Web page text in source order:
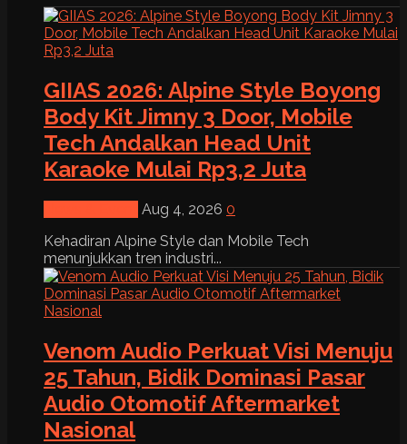
GIIAS 2026: Alpine Style Boyong
Body Kit Jimny 3 Door, Mobile
Tech Andalkan Head Unit
Karaoke Mulai Rp3,2 Juta
Aug 4, 2026 0
Kehadiran Alpine Style dan Mobile Tech
menunjukkan tren industri...
Venom Audio Perkuat Visi Menuju
25 Tahun, Bidik Dominasi Pasar
Audio Otomotif Aftermarket
Nasional